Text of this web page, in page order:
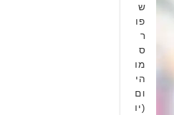
ש
פו
ר
ס
מו
הי
ום
(יו